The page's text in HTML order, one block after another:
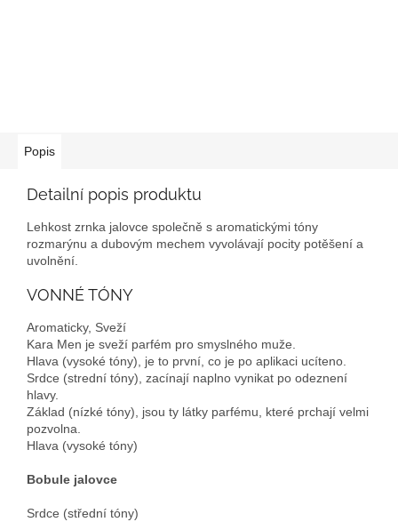
Popis
Detailní popis produktu
Lehkost zrnka jalovce společně s aromatickými tóny
rozmarýnu a dubovým mechem vyvolávají pocity potěšení a
uvolnění.
VONNÉ TÓNY
Aromaticky, Sveží
Kara Men je sveží parfém pro smyslného muže.
Hlava (vysoké tóny), je to první, co je po aplikaci ucíteno.
Srdce (strední tóny), zacínají naplno vynikat po odeznení
hlavy.
Základ (nízké tóny), jsou ty látky parfému, které prchají velmi
pozvolna.
Hlava (vysoké tóny)
Bobule jalovce
Srdce (střední tóny)